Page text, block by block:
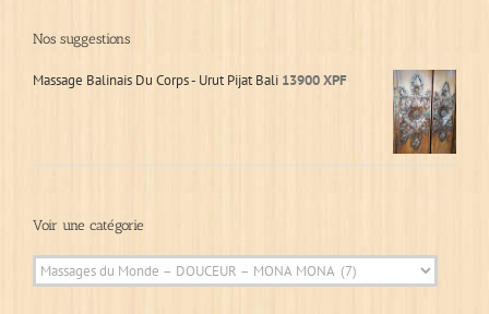
Nos suggestions
Massage Balinais Du Corps - Urut Pijat Bali 13900XPF
Voir une catégorie